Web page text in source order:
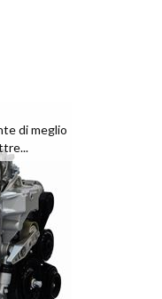
di meglio